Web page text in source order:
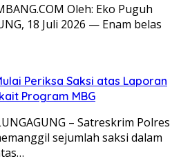
Oleh: Eko Puguh
18 Juli 2026 — Enam belas
Periksa Saksi atas Laporan
Program MBG
– Satreskrim Polres
sejumlah saksi dalam